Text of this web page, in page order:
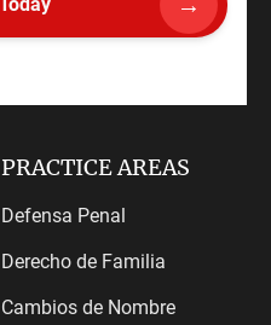
PRACTICE AREAS
Defensa Penal
Derecho de Familia
Cambios de Nombre